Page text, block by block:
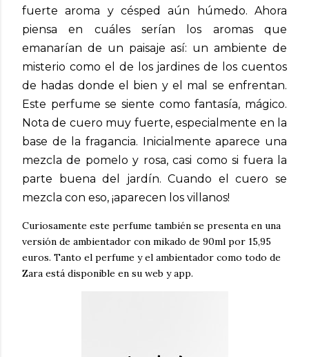
fuerte aroma y césped aún húmedo. Ahora
piensa en cuáles serían los aromas que
emanarían de un paisaje así: un ambiente de
misterio como el de los jardines de los cuentos
de hadas donde el bien y el mal se enfrentan.
Este perfume se siente como fantasía, mágico.
Nota de cuero muy fuerte, especialmente en la
base de la fragancia. Inicialmente aparece una
mezcla de pomelo y rosa, casi como si fuera la
parte buena del jardín. Cuando el cuero se
mezcla con eso, ¡aparecen los villanos!
Curiosamente este perfume también se presenta en una
versión de ambientador con mikado de 90ml por 15,95
euros. Tanto el perfume y el ambientador como todo de
Zara está disponible en su web y app.